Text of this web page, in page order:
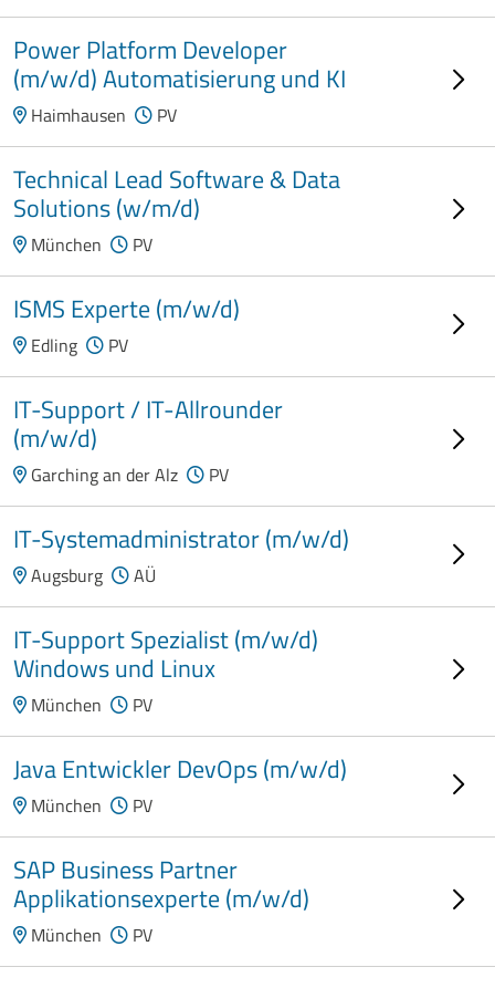
Power Platform Developer
(m/w/d) Automatisierung und KI
Haimhausen PV
Technical Lead Software & Data
Solutions (w/m/d)
München PV
ISMS Experte (m/w/d)
Edling PV
IT-Support / IT-Allrounder
(m/w/d)
Garching an der Alz PV
IT-Systemadministrator (m/w/d)
Augsburg AÜ
IT-Support Spezialist (m/w/d)
Windows und Linux
München PV
Java Entwickler DevOps (m/w/d)
München PV
SAP Business Partner
Applikationsexperte (m/w/d)
München PV